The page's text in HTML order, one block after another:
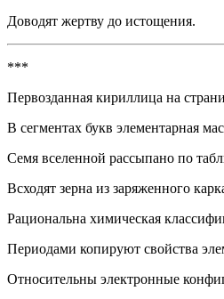
Доводят жертву до истощения.
***
Первозданная кириллица на
В сегментах букв элементарная
Семя вселенной рассыпано по
Всходят зерна из заряженного
Рациональна химическая
Периодами копируют свойства
Относительны электронные